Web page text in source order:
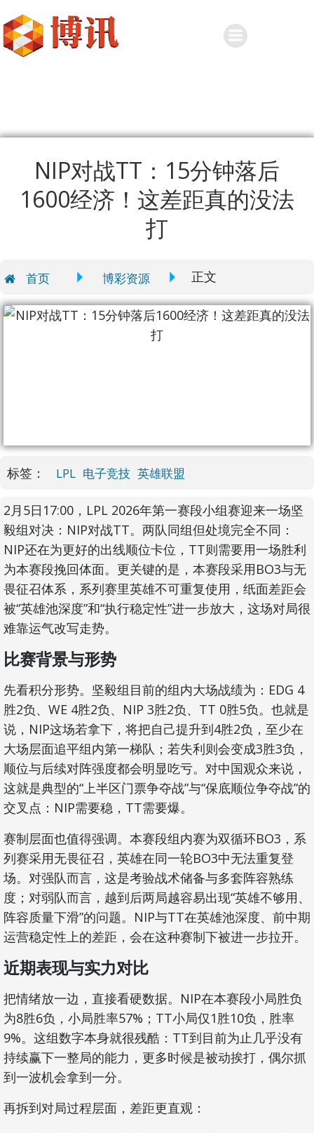
NIP对战TT：15分钟落后
1600经济！这差距真的没法
打
首页 博彩资源 正文
标签： LPL 电子竞技 英雄联盟
2月5日17:00，LPL 2026年第一赛段小组赛迎来一场坚
毅组对决：NIP对战TT。两队同组但处境完全不同：
NIP还在为更好的出线顺位卡位，TT则需要用一场胜利
为本赛段挽回体面。更关键的是，本赛段采用BO3与无
畏征召体系，系列赛里英雄不可重复使用，纸面差距会
被“英雄池深度”和“执行稳定性”进一步放大，这场对局很
难靠运气改写走势。
比赛背景与形势
先看积分形势。坚毅组目前的组内大场战绩为：EDG 4
胜2负、WE 4胜2负、NIP 3胜2负、TT 0胜5负。也就是
说，NIP这场若拿下，将把自己提升到4胜2负，至少在
大场层面追平组内第一梯队；若失利则会变成3胜3负，
顺位与后续对阵强度都会明显吃亏。对中国观众来说，
这就是典型的“上半区门票争夺战”与“保底顺位争夺战”的
交叉点：NIP需要稳，TT需要爆。
赛制层面也值得强调。本赛段组内赛为双循环BO3，系
列赛采用无畏征召，英雄在同一轮BO3中无法重复登
场。对强队而言，这是考验战术储备与多套阵容熟练
度；对弱队而言，越到后两局越容易出现“英雄不够用、
阵容质量下滑”的问题。NIP与TT在英雄池深度、前中期
运营稳定性上的差距，会在这种赛制下被进一步拉开。
近期表现与实力对比
把情绪放一边，直接看硬数据。NIP在本赛段小局胜负
为8胜6负，小局胜率57%；TT小局仅1胜10负，胜率
9%。这组数字本身就很残酷：TT到目前为止几乎没有
持续赢下一整局的能力，更多时候是被动挨打，偶尔抓
到一波机会拿到一分。
再拆到对局过程层面，差距更直观：